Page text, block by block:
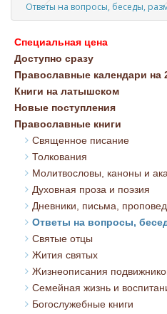
Ответы на вопросы, беседы,
Специальная цена
Доступно сразу
Православные календари на
Книги на латышском
Новые поступления
Православные книги
Священное писание
Толкования
Молитвословы, каноны и
Духовная проза и поэзия
Дневники, письма,
Ответы на вопросы,
Святые отцы
Жития святых
Жизнеописания
Семейная жизнь и
Богослужебные книги